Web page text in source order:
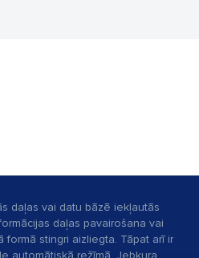
daļas vai datu bāzē iekļautās
daļas pavairošana vai
formā stingri aizliegta. Tāpat arī ir
automātiskā režīmā. Jebkura